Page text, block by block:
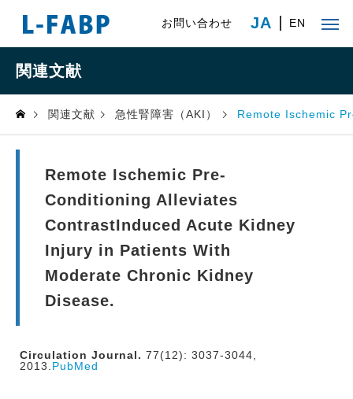
お問い合わせ JA EN
関連文献
関連文献 急性腎障害（AKI） Remote Ischemic
Remote Ischemic Pre-
Conditioning Alleviates
ContrastInduced Acute Kidney
Injury in Patients With
Moderate Chronic Kidney
Disease.
Circulation Journal. 77(12): 3037-3044,
2013. PubMed